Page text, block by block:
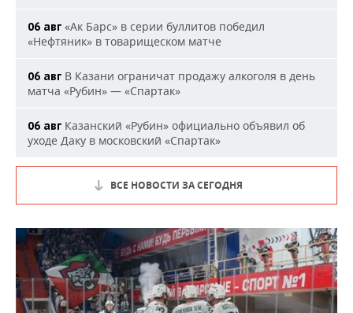
06 авг «Ак Барс» в серии буллитов победил
«Нефтяник» в товарищеском матче
06 авг В Казани ограничат продажу алкоголя в день
матча «Рубин» — «Спартак»
06 авг Казанский «Рубин» официально объявил об
уходе Даку в московский «Спартак»
ВСЕ НОВОСТИ ЗА СЕГОДНЯ